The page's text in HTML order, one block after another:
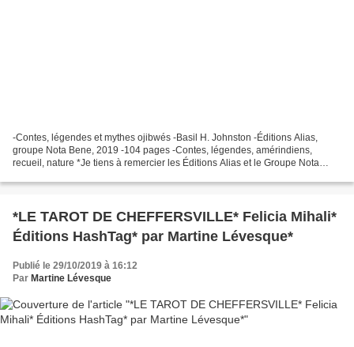
-Contes, légendes et mythes ojibwés -Basil H. Johnston -Éditions Alias,
groupe Nota Bene, 2019 -104 pages -Contes, légendes, amérindiens,
recueil, nature *Je tiens à remercier les Éditions Alias et le Groupe Nota
*LE TAROT DE CHEFFERSVILLE* Felicia Mihali*
Éditions HashTag* par Martine Lévesque*
Publié le 29/10/2019 à 16:12
Par Martine Lévesque